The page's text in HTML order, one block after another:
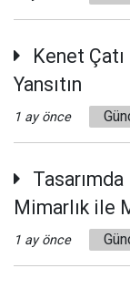
Kenet
Yansıtın
1 ay önce
Mimarlık ile
1 ay önce